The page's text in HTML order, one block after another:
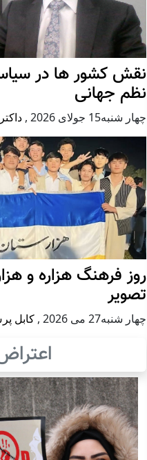
نقش کشور ها در
نظم جهانی
چهار شنبه15 جولای 2026 ,
روز فرهنگ هزاره و
تصویر
چهار شنبه27 می 2026 , کابل